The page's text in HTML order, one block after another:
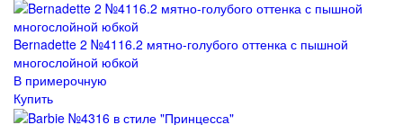
Bernadette 2 №4116.2 мятно-голубого оттенка с пышной
многослойной юбкой
В примерочную
Купить